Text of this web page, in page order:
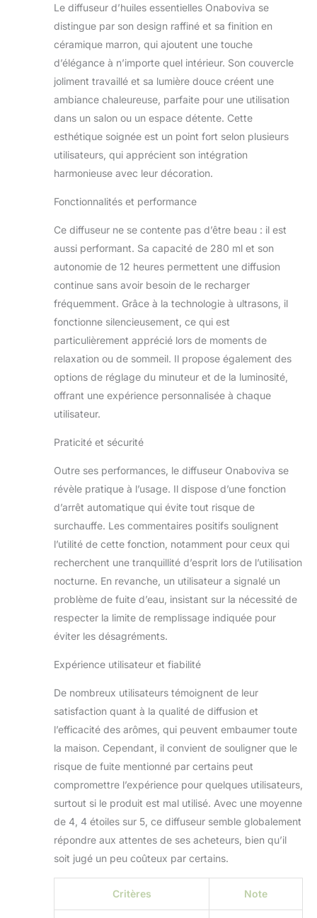
280 ML avec
huiles
essentielles,
Vaporisateur
noyer, s'adapte
parfaitement à tout
style décoratif.
【Idéal pour une
grande pièce】
Diffuseur
d'aromathérapie de
grande capacité de
parfaits pour les
huiles essentielles. La
fonction d'arrêt
permet de l'utiliser la
soucier de la
surchauffe, ce qui
assure la sécurité
famille. Faible bruit et
meilleur sommeil :
réglage silencieux (≤
18 dB), ce diffuseur
fonctionne assez
silencieux. Fonction
innovante d'aide au
minuteurs
d'intervalles
de mode brume
intermittent/continue.
Maxium 280 ml.
Convient pour toutes
les occasions : les
fonctions brume et
lumière de ce
diffuseur d'huile en
séparément. Vous
lumière la nuit
pendant que vous
dormez. Ou utilisez
ce diffuseur comme
veilleuse. C'est un
merveilleux
compagnon pour lire,
dormir, travailler ou
Sécurité supérieure :
le diffuseur d'huiles
essentielles à
polypropylène de
Le diffuseur d’huiles essentielles Onaboviva se
distingue par son design raffiné et sa finition en
céramique marron, qui ajoutent une touche
d’élégance à n’importe quel intérieur. Son couvercle
joliment travaillé et sa lumière douce créent une
ambiance chaleureuse, parfaite pour une utilisation
dans un salon ou un espace détente. Cette
esthétique soignée est un point fort selon plusieurs
utilisateurs, qui apprécient son intégration
harmonieuse avec leur décoration.
Fonctionnalités et performance
Ce diffuseur ne se contente pas d’être beau : il est
aussi performant. Sa capacité de 280 ml et son
autonomie de 12 heures permettent une diffusion
continue sans avoir besoin de le recharger
fréquemment. Grâce à la technologie à ultrasons, il
fonctionne silencieusement, ce qui est
particulièrement apprécié lors de moments de
relaxation ou de sommeil. Il propose également des
options de réglage du minuteur et de la luminosité,
offrant une expérience personnalisée à chaque
utilisateur.
Praticité et sécurité
Outre ses performances, le diffuseur Onaboviva se
révèle pratique à l’usage. Il dispose d’une fonction
d’arrêt automatique qui évite tout risque de
surchauffe. Les commentaires positifs soulignent
l’utilité de cette fonction, notamment pour ceux qui
recherchent une tranquillité d’esprit lors de l’utilisation
nocturne. En revanche, un utilisateur a signalé un
problème de fuite d’eau, insistant sur la nécessité de
respecter la limite de remplissage indiquée pour
éviter les désagréments.
Expérience utilisateur et fiabilité
De nombreux utilisateurs témoignent de leur
satisfaction quant à la qualité de diffusion et
l’efficacité des arômes, qui peuvent embaumer toute
la maison. Cependant, il convient de souligner que le
risque de fuite mentionné par certains peut
compromettre l’expérience pour quelques utilisateurs,
surtout si le produit est mal utilisé. Avec une moyenne
de 4, 4 étoiles sur 5, ce diffuseur semble globalement
répondre aux attentes de ses acheteurs, bien qu’il
soit jugé un peu coûteux par certains.
Critères Note